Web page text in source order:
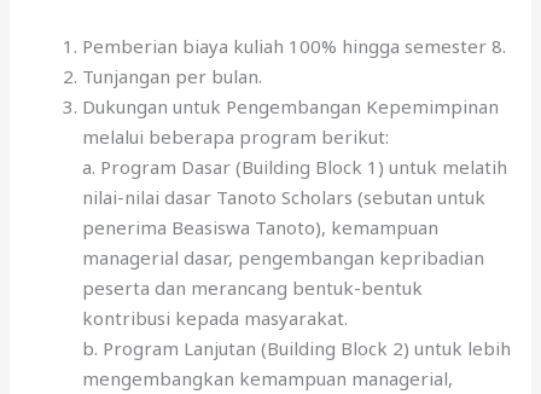
Pemberian biaya kuliah 100% hingga semester 8.
Tunjangan per bulan.
Dukungan untuk Pengembangan Kepemimpinan
melalui beberapa program berikut:
a. Program Dasar (Building Block 1) untuk melatih
nilai-nilai dasar Tanoto Scholars (sebutan untuk
penerima Beasiswa Tanoto), kemampuan
managerial dasar, pengembangan kepribadian
peserta dan merancang bentuk-bentuk
kontribusi kepada masyarakat.
b. Program Lanjutan (Building Block 2) untuk lebih
mengembangkan kemampuan managerial,